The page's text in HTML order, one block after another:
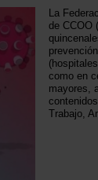
La
de CCOO
como en
mayores,
Trabajo,